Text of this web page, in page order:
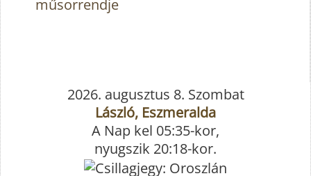
műsorrendje
2026. augusztus 8. Szombat
László, Eszmeralda
A Nap kel 05:35-kor,
nyugszik 20:18-kor.